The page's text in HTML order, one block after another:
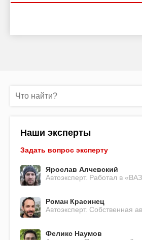
Наши эксперты
Задать вопрос эксперту
Ярослав Алчевский
Автоэксперт. Работал в
Роман Красинец
Автоэксперт. Собственная
Феликс Наумов